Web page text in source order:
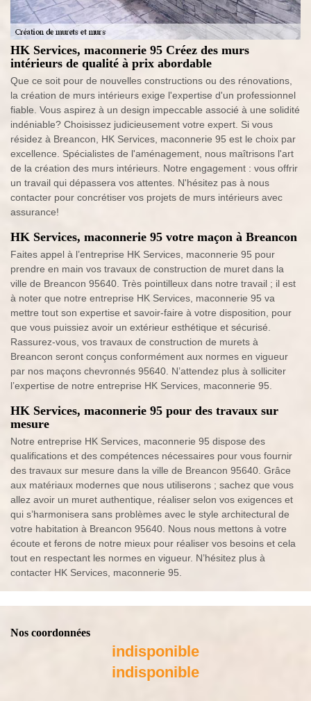
HK Services, maconnerie 95 Créez des murs
intérieurs de qualité à prix abordable
Que ce soit pour de nouvelles constructions ou des rénovations,
la création de murs intérieurs exige l'expertise d'un professionnel
fiable. Vous aspirez à un design impeccable associé à une solidité
indéniable? Choisissez judicieusement votre expert. Si vous
résidez à Breancon, HK Services, maconnerie 95 est le choix par
excellence. Spécialistes de l'aménagement, nous maîtrisons l'art
de la création des murs intérieurs. Notre engagement : vous offrir
un travail qui dépassera vos attentes. N'hésitez pas à nous
contacter pour concrétiser vos projets de murs intérieurs avec
assurance!
HK Services, maconnerie 95 votre maçon à Breancon
Faites appel à l’entreprise HK Services, maconnerie 95 pour
prendre en main vos travaux de construction de muret dans la
ville de Breancon 95640. Très pointilleux dans notre travail ; il est
à noter que notre entreprise HK Services, maconnerie 95 va
mettre tout son expertise et savoir-faire à votre disposition, pour
que vous puissiez avoir un extérieur esthétique et sécurisé.
Rassurez-vous, vos travaux de construction de murets à
Breancon seront conçus conformément aux normes en vigueur
par nos maçons chevronnés 95640. N’attendez plus à solliciter
l’expertise de notre entreprise HK Services, maconnerie 95.
HK Services, maconnerie 95 pour des travaux sur
mesure
Notre entreprise HK Services, maconnerie 95 dispose des
qualifications et des compétences nécessaires pour vous fournir
des travaux sur mesure dans la ville de Breancon 95640. Grâce
aux matériaux modernes que nous utiliserons ; sachez que vous
allez avoir un muret authentique, réaliser selon vos exigences et
qui s’harmonisera sans problèmes avec le style architectural de
votre habitation à Breancon 95640. Nous nous mettons à votre
écoute et ferons de notre mieux pour réaliser vos besoins et cela
tout en respectant les normes en vigueur. N’hésitez plus à
contacter HK Services, maconnerie 95.
Nos coordonnées
indisponible
indisponible